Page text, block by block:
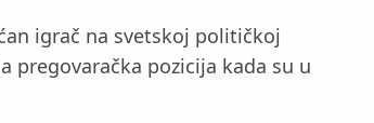
igrač na svetskoj političkoj
pregovaračka pozicija kada su u